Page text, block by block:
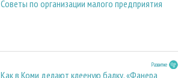
Советы по организации малого предприятия
Развитие
Как в Коми делают клееную балку. «Фанера